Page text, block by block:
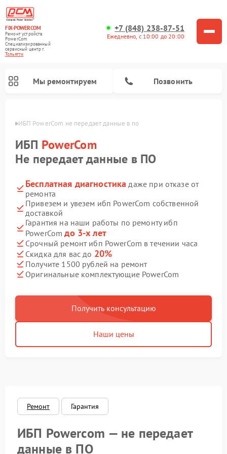
FIX-POWERCOM
Ремонт устройств
PowerCom
Специализированный
cервисный центр г.
Тольятти
+7 (848) 238-87-51
Ежедневно, с 10:00 до 20:00
Мы ремонтируем Позвонить
ИБП PowerCom не передает данные в по
ИБП PowerCom
Не передает данные в ПО
Бесплатная диагностика даже при отказе от
ремонта
Привезем и увезем ибп PowerCom собственной
доставкой
Гарантия на наши работы по ремонту ибп
PowerComдо 3-х лет
Срочный ремонт ибп PowerCom в течении часа
Скидка для вас до 20%
Получите 1500 рублей на ремонт
Оригинальные комплектующие PowerCom
Получить консультацию
Наши цены
Ремонт Гарантия
ИБП Powercom — не передает
данные в ПО